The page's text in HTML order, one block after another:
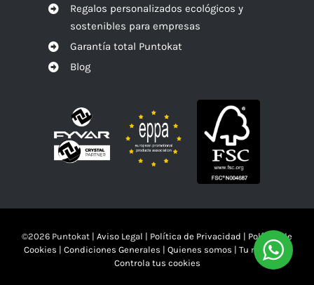
Regalos personalizados ecológicos y
sostenibles para empresas
Garantía total Puntokat
Blog
©2026 Puntokat | Aviso Legal | Política de Privacidad | Política de
Cookies | Condiciones Generales | Quienes somos | Tu mandas!!
Controla tus cookies